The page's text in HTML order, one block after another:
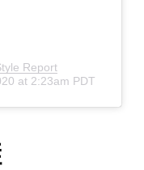
Report
at 2:23am PDT